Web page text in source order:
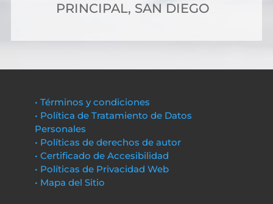
PRINCIPAL, SAN DIEGO
• Términos y condiciones
• Política de Tratamiento de Datos
Personales
• Políticas de derechos de autor
• Certificado de Accesibilidad
• Políticas de Privacidad Web
• Mapa del Sitio